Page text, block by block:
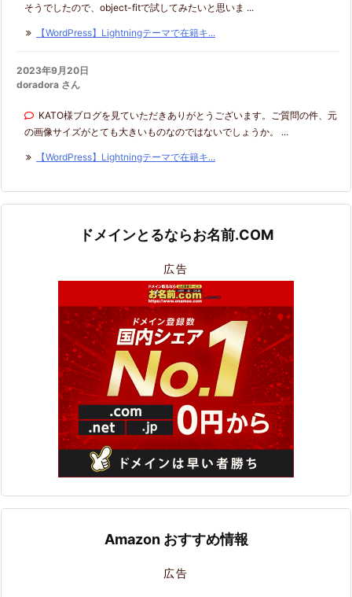
そうでしたので、object-fitで試してみたいと思いま ...
【WordPress】Lightningテーマで在籍キ...
2023年9月20日
doradora さん
KATO様ブログを見ていただきありがとうございます。ご質問の件、元
の画像サイズがとても大きいものなのではないでしょうか。 ...
【WordPress】Lightningテーマで在籍キ...
ドメインとるならお名前.COM
広告
Amazon おすすめ情報
広告